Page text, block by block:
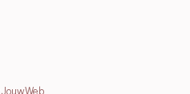
JouwWeb